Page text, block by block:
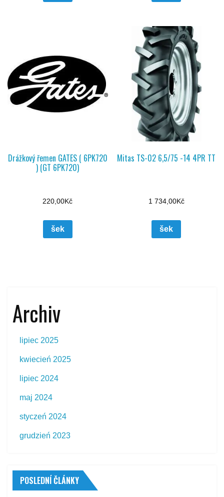
Drážkový řemen GATES ( 6PK720
) (GT 6PK720)
220,00Kč
šek
Mitas TS-02 6,5/75 -14 4PR TT
1 734,00Kč
šek
Archiv
lipiec 2025
kwiecień 2025
lipiec 2024
maj 2024
styczeń 2024
grudzień 2023
POSLEDNÍ ČLÁNKY